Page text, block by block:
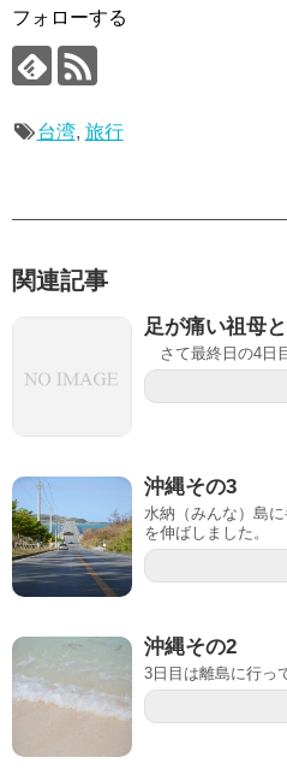
フォローする
台湾, 旅行
関連記事
足が痛い祖母
さて最終日の4日
沖縄その3
水納（みんな）島
を伸ばしました。
沖縄その2
3日目は離島に行っ